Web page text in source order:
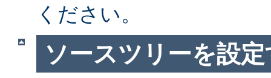
ください。
ソースツリーを設